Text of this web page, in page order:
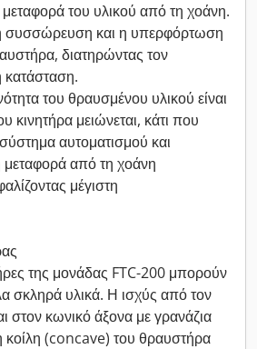
του υλικού από τη χοάνη.
συσσώρευση και η υπερφόρτωση
διατηρώντας τον
του θραυσμένου υλικού είναι
κινητήρα μειώνεται, κάτι που
αυτοματισμού και
μεταφορά από τη χοάνη
μέγιστη
της μονάδας FTC-200 μπορούν
σκληρά υλικά. Η ισχύς από τον
στον κωνικό άξονα με γρανάζια
κοίλη (concave) του θραυστήρα